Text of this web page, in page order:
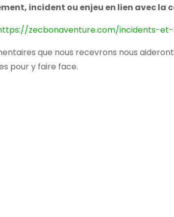
incident ou enjeu en lien avec la
zecbonaventure.com/incidents-
que nous recevrons nous
pour y faire face.